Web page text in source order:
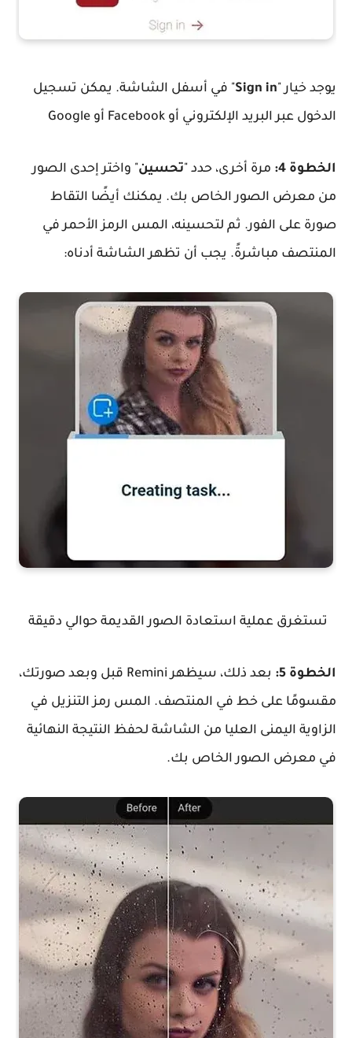
يوجد خيار "Sign in" في أسفل الشاشة. يمكن تسجيل
الدخول عبر البريد الإلكتروني أو Facebook أو Google
الخطوة 4: مرة أخرى، حدد "تحسين" واختر إحدى الصور
من معرض الصور الخاص بك. يمكنك أيضًا التقاط
صورة على الفور. ثم لتحسينه، المس الرمز الأحمر في
المنتصف مباشرةً. يجب أن تظهر الشاشة أدناه:
تستغرق عملية استعادة الصور القديمة حوالي دقيقة
الخطوة 5:
بعد ذلك، سيظهر Remini قبل وبعد صورتك،
مقسومًا على خط في المنتصف. المس رمز التنزيل في
الزاوية اليمنى العليا من الشاشة لحفظ النتيجة النهائية
في معرض الصور الخاص بك.